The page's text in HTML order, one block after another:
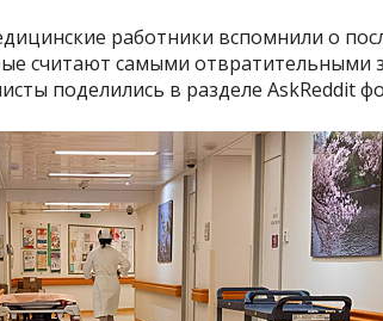
работники вспомнили о
считают самыми отвратительными
поделились в разделе AskReddit